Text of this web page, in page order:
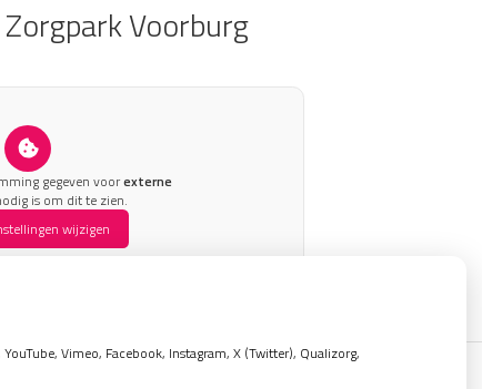
Voorburg
gegeven voorexterne
is om dit te zien.
wijzigen
Privacy verklaring |Cookie-instellingen|
Vimeo, Facebook, Instagram, X (Twitter), Qualizorg,